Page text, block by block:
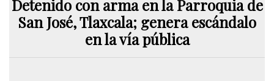
Detenido con arma en la Parroquia de
San José, Tlaxcala; genera escándalo
en la vía pública